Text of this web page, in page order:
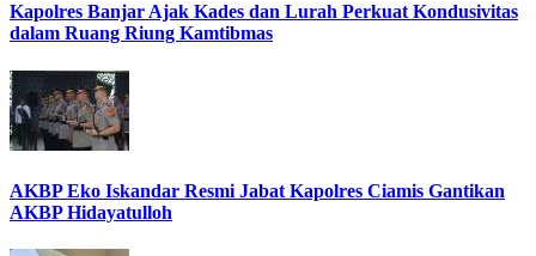
Kapolres Banjar Ajak Kades dan Lurah Perkuat Kondusivitas
dalam Ruang Riung Kamtibmas
AKBP Eko Iskandar Resmi Jabat Kapolres Ciamis Gantikan
AKBP Hidayatulloh